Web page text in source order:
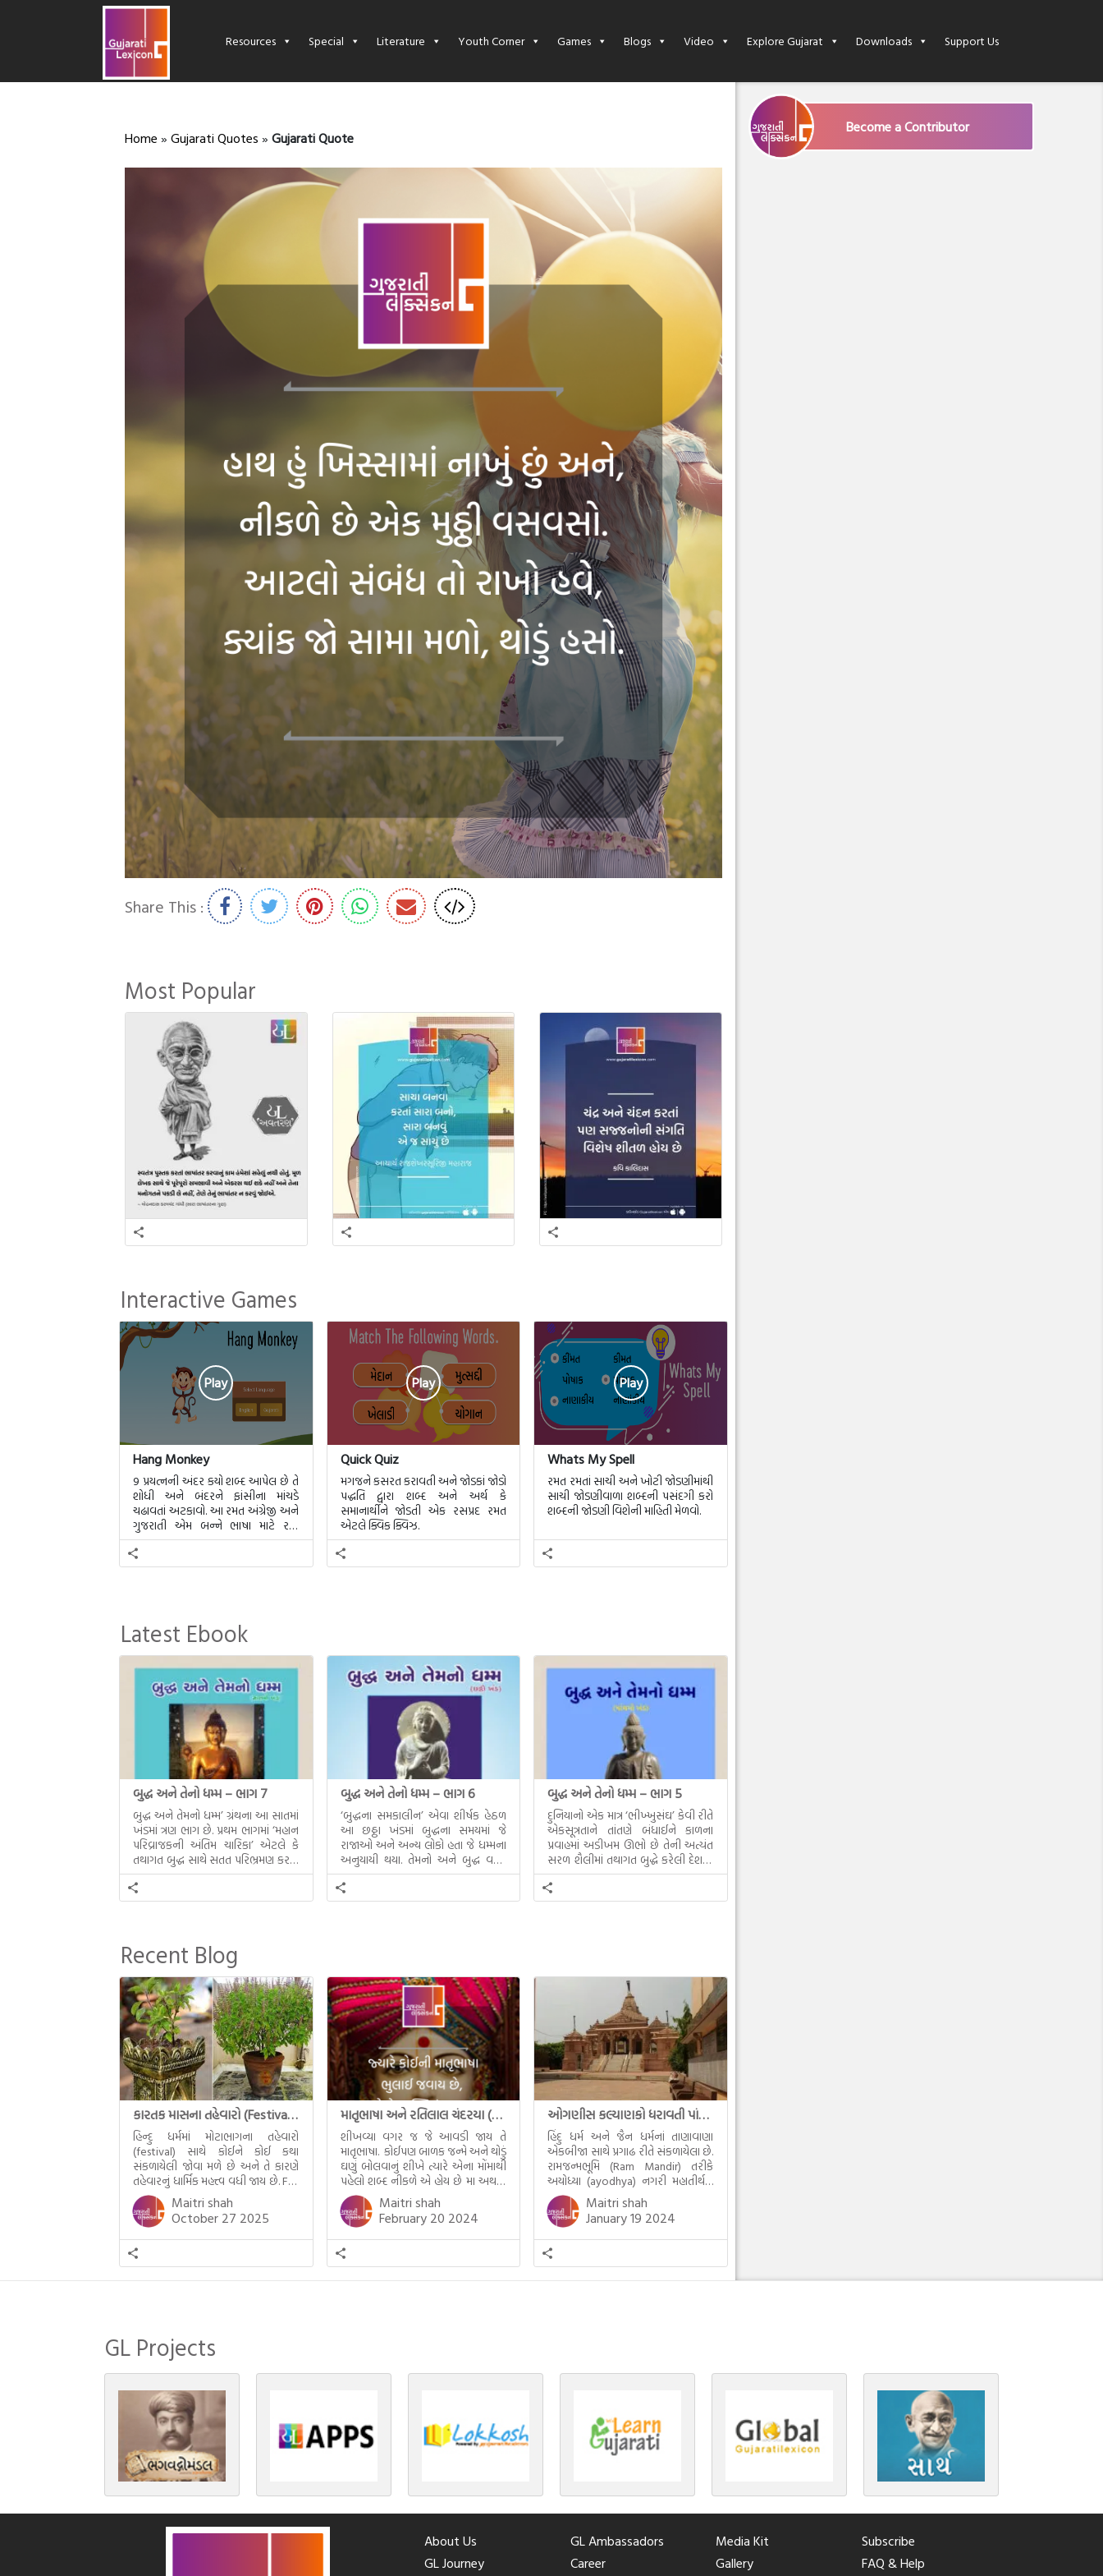
Resources Special Literature Youth Corner Games Blogs Video Explore Gujarat Downloads Support Us
Home » Gujarati Quotes » Gujarati Quote
Share This :
Most Popular
Interactive Games
Play
Hang Monkey
9 પ્રયત્નની અંદર કયો શબ્દ આપેલ છે તે
શોધી અને બંદરને ફાંસીના માંચડે
ચઢાવતાં અટકાવો. આ રમત અંગ્રેજી અને
ગુજરાતી એમ બન્ને ભાષા માટે રમી
શકાશે.
Play
Quick Quiz
મગજને કસરત કરાવતી અને જોડકાં જોડો
પદ્ધતિ દ્વારા શબ્દ અને અર્થ કે
સમાનાર્થીને જોડતી એક રસપ્રદ રમત
એટલે ક્વિક ક્વિઝ.
Play
Whats My Spell
રમત રમતાં સાચી અને ખોટી જોડણીમાંથી
સાચી જોડણીવાળા શબ્દની પસંદગી કરો
શબ્દની જોડણી વિશેની માહિતી મેળવો.
Latest Ebook
બુદ્ધ અને તેનો ધમ્મ – ભાગ 7
બુદ્ધ અને તેમનો ધમ્મ’ ગ્રંથના આ સાતમાં
ખંડમાં ત્રણ ભાગ છે. પ્રથમ ભાગમાં ‘મહાન
પરિવ્રાજકની અંતિમ ચારિકા’ એટલે કે
તથાગત બુદ્ધ સાથે સતત પરિભ્રમણ કરતા
સહચારીઓ સાથે ફરી એકવારની
મુલાકાત, બીજા ભાગમાં તથાગતે
વૈશાલીથી વિદાય લીધી તે અને ત્રીજા
દૃશ્યો અંકિત થયાં છે. ટૂંકમાં બુદ્ધનાં
જીવનના અંતિમ દિવસોની યાત્રાનો
પરિપાક જોવા મળે […]
બુદ્ધ અને તેનો ધમ્મ – ભાગ 6
‘બુદ્ધના સમકાલીન’ એવા શીર્ષક હેઠળ
આ છઠ્ઠા ખંડમાં બુદ્ધના સમયમાં જે
રાજાઓ અને અન્ય લોકો હતા જે ધમ્મના
અનુયાયી થયા. તેમનો અને બુદ્ધ વચ્ચે
થયેલો સત્સંગ વીશે જાણકારી મળે છે.
બુદ્ધ અને તેનો ધમ્મ – ભાગ 5
દુનિયાનો એક માત્ર ‘ભીખ્ખુસંઘ’ કેવી રીતે
એકસૂત્રતાને તાંતણે બંધાઈને કાળના
પ્રવાહમાં અડીખમ ઊભો છે તેની અત્યંત
સરળ શૈલીમાં તથાગત બુદ્ધે કરેલી દેશના
સમાવતો મૂલ્યવાન ગ્રંથ એટલે બુદ્ધ અને
તેનો ધમ્મ.
Recent Blog
કારતક માસના તહેવારો (Festival of Kartik)
હિન્દુ ધર્મમાં મોટાભાગના તહેવારો
(festival) સાથે કોઈને કોઈ કથા
સંકળાયેલી જોવા મળે છે અને તે કારણે
તહેવારનું ધાર્મિક મહત્ત્વ વધી જાય છે. For
example, હાલમાં જ પ્રકાશનો તહેવાર
દિવાળી(diwali)ની ઉજવણી થઈ. પરંતુ
અષાઢ મહિનામાં આવતી દેવપોઢી
અગિયારસથી લઈને કારતિક સુદ
અગિયારસના રોજ આવતી દેવ ઊઠી
અગિયારસ વચ્ચે મોટેભાગે યજ્ઞોપવીત
સંસ્કાર, લગ્ન, દીક્ષાગ્રહણ, યજ્ઞ, ગૃહપ્રવેશ
Maitri shah
October 27 2025
માતૃભાષા અને રતિલાલ ચંદરયા (Ratilal Chandaria)
શીખવ્યા વગર જ જે આવડી જાય તે
માતૃભાષા. કોઈપણ બાળક જન્મે અને થોડું
ઘણું બોલવાનું શીખે ત્યારે એના મોંમાથી
પહેલો શબ્દ નીકળે એ હોય છે મા અથવા
મમ એટલે કે ખાવાનું. વળી આપણે
બાળકને સૂવડાવવા માટે જે ગીત કે
હાલરડાં ગાઈએ છીએ તે પણ આપણે
ગુજરાતીમાં જ ગાઈએ છીએ અંગ્રેજી ગીતો
નથી ગાતા. આમ બાળકને […]
Maitri shah
February 20 2024
ઓગણીસ કલ્યાણકો ધરાવતી પાંચ તીર્થંકરોની પરમ પાવન જન્મભૂમિ – અયોધ્યા (Ayodhya)
હિંદુ ધર્મ અને જૈન ધર્મનાં તાણાવાણા
એકબીજા સાથે પ્રગાઢ રીતે સંકળાયેલા છે.
રામજન્મભૂમિ (Ram Mandir) તરીકે
અયોધ્યા (ayodhya) નગરી મહાતીર્થનું
ગૌરવ પામી છે, તો એ જ રીતે જૈન ધર્મના
ચોવીસ તીર્થંકરોમાંથી પાંચ-પાંચ
તીર્થંકરોનો જન્મ આ અયોધ્યાની પાવન
ભૂમિ પર થયો છે. જૈન ધર્મમાં ચોવીસ
તીર્થંકરોમાંથી પાંચ-પાંચ તીર્થંકરોનાં
કલ્યાણકો અહીં આવ્યાં છે. દરેક
તીર્થંકરના જીવનની ચ્યવન(માતાના […]
Maitri shah
January 19 2024
Become a Contributor
GL Projects
About Us
GL Journey
GL Ambassadors
Career
Media Kit
Gallery
Subscribe
FAQ & Help